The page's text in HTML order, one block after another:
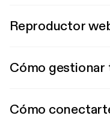
Reproductor
Cómo
Cómo